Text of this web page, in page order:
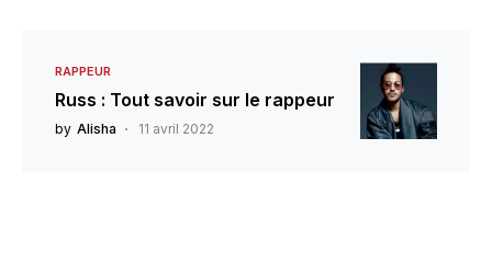
RAPPEUR
Russ : Tout savoir sur le rappeur
by Alisha 11 avril 2022